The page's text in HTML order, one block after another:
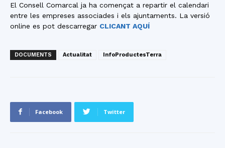
El Consell Comarcal ja ha començat a repartir el calendari
entre les empreses associades i els ajuntaments. La versió
online es pot descarregar CLICANT AQUÍ
DOCUMENTS Actualitat InfoProductesTerra
Facebook Twitter